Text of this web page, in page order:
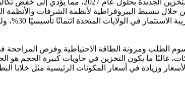
تبسيط البيروقراطية لأنظمة الشرفات والأنظمة
غالبًا ما يكون التخزين في حاويات كبيرة الحجم هو